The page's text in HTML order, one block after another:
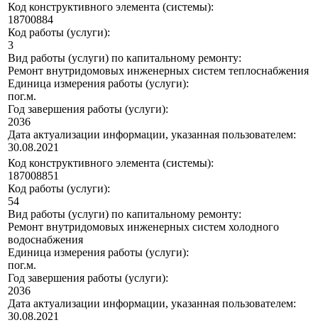
Код конструктивного элемента (системы):
18700884
Код работы (услуги):
3
Вид работы (услуги) по капитальному ремонту:
Ремонт внутридомовых инженерных систем теплоснабжения
Единица измерения работы (услуги):
пог.м.
Год завершения работы (услуги):
2036
Дата актуализации информации, указанная пользователем:
30.08.2021
Код конструктивного элемента (системы):
187008851
Код работы (услуги):
54
Вид работы (услуги) по капитальному ремонту:
Ремонт внутридомовых инженерных систем холодного
водоснабжения
Единица измерения работы (услуги):
пог.м.
Год завершения работы (услуги):
2036
Дата актуализации информации, указанная пользователем:
30.08.2021